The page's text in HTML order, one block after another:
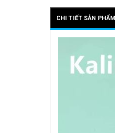
CHI TIẾT SẢN PHẨM